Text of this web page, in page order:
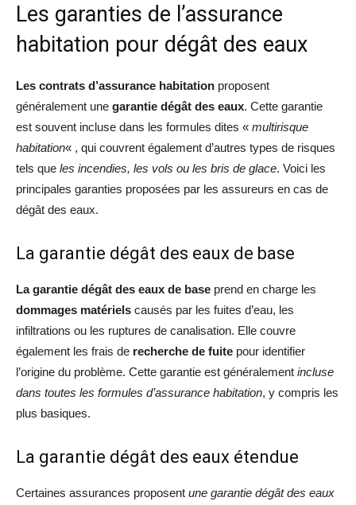
Les garanties de l’assurance
habitation pour dégât des eaux
Les contrats d’assurance habitation proposent
généralement une garantie dégât des eaux. Cette garantie
est souvent incluse dans les formules dites « multirisque
habitation« , qui couvrent également d’autres types de risques
tels que les incendies, les vols ou les bris de glace. Voici les
principales garanties proposées par les assureurs en cas de
dégât des eaux.
La garantie dégât des eaux de base
La garantie dégât des eaux de base prend en charge les
dommages matériels causés par les fuites d’eau, les
infiltrations ou les ruptures de canalisation. Elle couvre
également les frais de recherche de fuite pour identifier
l’origine du problème. Cette garantie est généralement incluse
dans toutes les formules d’assurance habitation, y compris les
plus basiques.
La garantie dégât des eaux étendue
Certaines assurances proposent une garantie dégât des eaux